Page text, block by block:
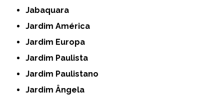
Jabaquara
Jardim América
Jardim Europa
Jardim Paulista
Jardim Paulistano
Jardim Ângela